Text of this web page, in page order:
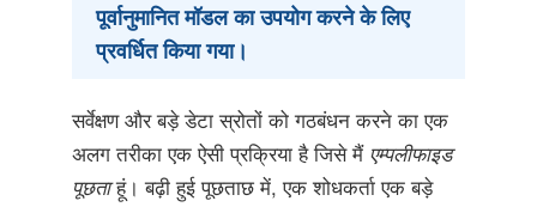
पूर्वानुमानित मॉडल का उपयोग करने के लिए
प्रवर्धित किया गया।
सर्वेक्षण और बड़े डेटा स्रोतों को गठबंधन करने का एक
अलग तरीका एक ऐसी प्रक्रिया है जिसे मैं एम्पलीफाइड
पूछताहूं। बढ़ी हुई पूछताछ में, एक शोधकर्ता एक बड़े